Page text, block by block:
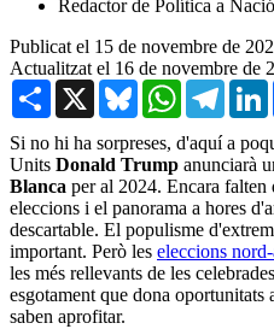
Redactor de Política a Nació
Publicat el 15 de novembre de
Actualitzat el 16 de novembre de
Share X BlueskyWhatsApp
Si no hi ha sorpreses, d'aquí a
Units Donald Trump anunciarà
Blanca per al 2024. Encara falten
eleccions i el panorama a hores
descartable. El populisme
important. Però les eleccions
les més rellevants de les
esgotament que dona oportunitats
saben aprofitar.